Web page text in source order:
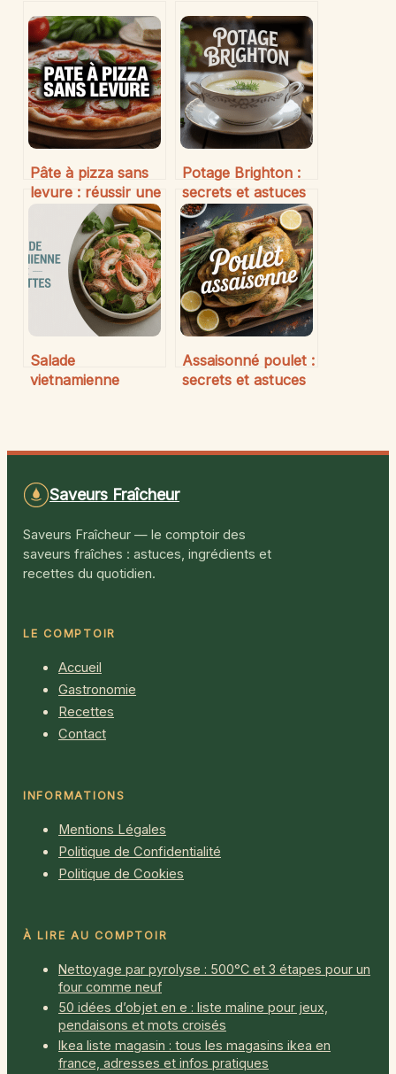
Pâte à pizza sans
levure : réussir une
pizza maison
légère et rapide
Potage Brighton :
secrets et astuces
pour réussir cette
soupe délicate
Salade
vietnamienne
Assaisonné poulet :
secrets et astuces
Saveurs Fraîcheur
Saveurs Fraîcheur — le comptoir des
saveurs fraîches : astuces, ingrédients et
recettes du quotidien.
LE COMPTOIR
Accueil
Gastronomie
Recettes
Contact
INFORMATIONS
Mentions Légales
Politique de Confidentialité
Politique de Cookies
À LIRE AU COMPTOIR
Nettoyage par pyrolyse : 500°C et 3 étapes pour un
four comme neuf
50 idées d’objet en e : liste maline pour jeux,
pendaisons et mots croisés
Ikea liste magasin : tous les magasins ikea en
france, adresses et infos pratiques